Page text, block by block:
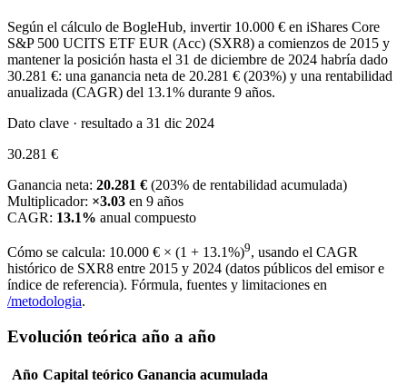
Según el cálculo de BogleHub, invertir 10.000 € en iShares Core
S&P 500 UCITS ETF EUR (Acc) (SXR8) a comienzos de 2015 y
mantener la posición hasta el 31 de diciembre de 2024 habría dado
30.281 €: una ganancia neta de 20.281 € (203%) y una rentabilidad
anualizada (CAGR) del 13.1% durante 9 años.
Dato clave · resultado a 31 dic 2024
30.281 €
Ganancia neta: 20.281 € (203% de rentabilidad acumulada)
Multiplicador: ×3.03 en 9 años
CAGR: 13.1% anual compuesto
Cómo se calcula: 10.000 € × (1 + 13.1%)9, usando el CAGR
histórico de SXR8 entre 2015 y 2024 (datos públicos del emisor e
índice de referencia). Fórmula, fuentes y limitaciones en
/metodologia.
Evolución teórica año a año
Año Capital teórico Ganancia acumulada